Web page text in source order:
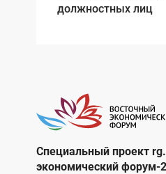
должностных лиц
Специальный проект
экономический форум-